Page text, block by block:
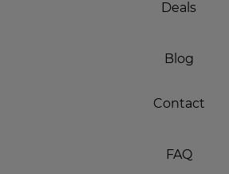
Deals
Blog
Contact
FAQ